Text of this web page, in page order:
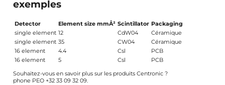
exemples
Detector Element size mmÂ² Scintillator Packaging
single element 12 CdW04
Céramique
single element 35 CW04
Céramique
16 element
4.4 Csl
PCB
16 element
5 Csl PCB
Souhaitez-vous en savoir plus sur les produits Centronic ?
phone PEO +32 33 09 32 09.